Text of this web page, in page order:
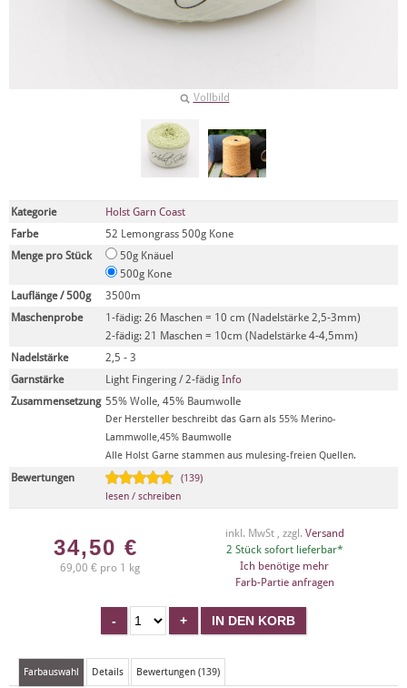
Vollbild
Kategorie
Holst Garn Coast
Farbe
52 Lemongrass 500g Kone
Menge pro Stück
50g Knäuel
500g Kone
Lauflänge / 500g
3500m
Maschenprobe
1-fädig: 26 Maschen = 10 cm (Nadelstärke 2,5-3mm)
2-fädig: 21 Maschen = 10cm (Nadelstärke 4-4,5mm)
Nadelstärke
2,5 - 3
Garnstärke
Light Fingering / 2-fädig Info
Zusammensetzung 55% Wolle, 45% Baumwolle
Der Hersteller beschreibt das Garn als 55% Merino-
Lammwolle,45% Baumwolle
Alle Holst Garne stammen aus mulesing-freien Quellen.
Bewertungen
(139)
lesen / schreiben
34,50 €
69,00 € pro 1 kg
inkl. MwSt , zzgl. Versand
2 Stück sofort lieferbar*
Ich benötige mehr
Farb-Partie anfragen
Farbauswahl Details Bewertungen (139)